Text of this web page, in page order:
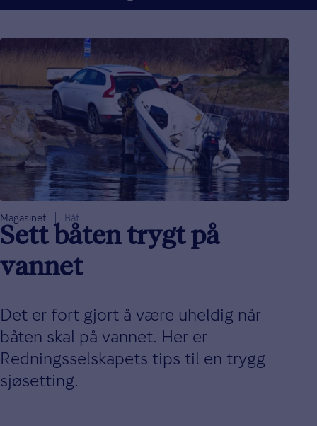
Magasinet Båt
Sett båten trygt på
vannet
Det er fort gjort å være uheldig når
båten skal på vannet. Her er
Redningsselskapets tips til en trygg
sjøsetting.